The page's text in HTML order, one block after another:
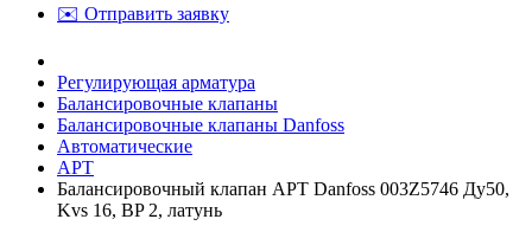
✉️ Отправить заявку
Регулирующая арматура
Балансировочные клапаны
Балансировочные клапаны Danfoss
Автоматические
APT
Балансировочный клапан APT Danfoss 003Z5746 Ду50,
Kvs 16, BP 2, латунь